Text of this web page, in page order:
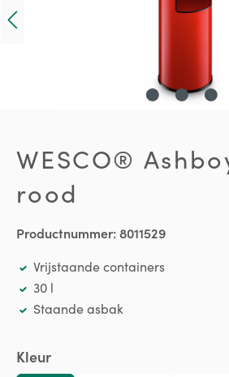
WESCO®
rood
Productnummer:8011529
Vrijstaande containers
30 l
Staande asbak
Selecteer
Kleur